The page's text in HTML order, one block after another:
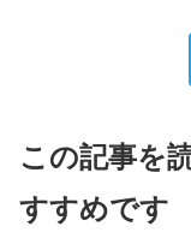
この記事を
すすめです